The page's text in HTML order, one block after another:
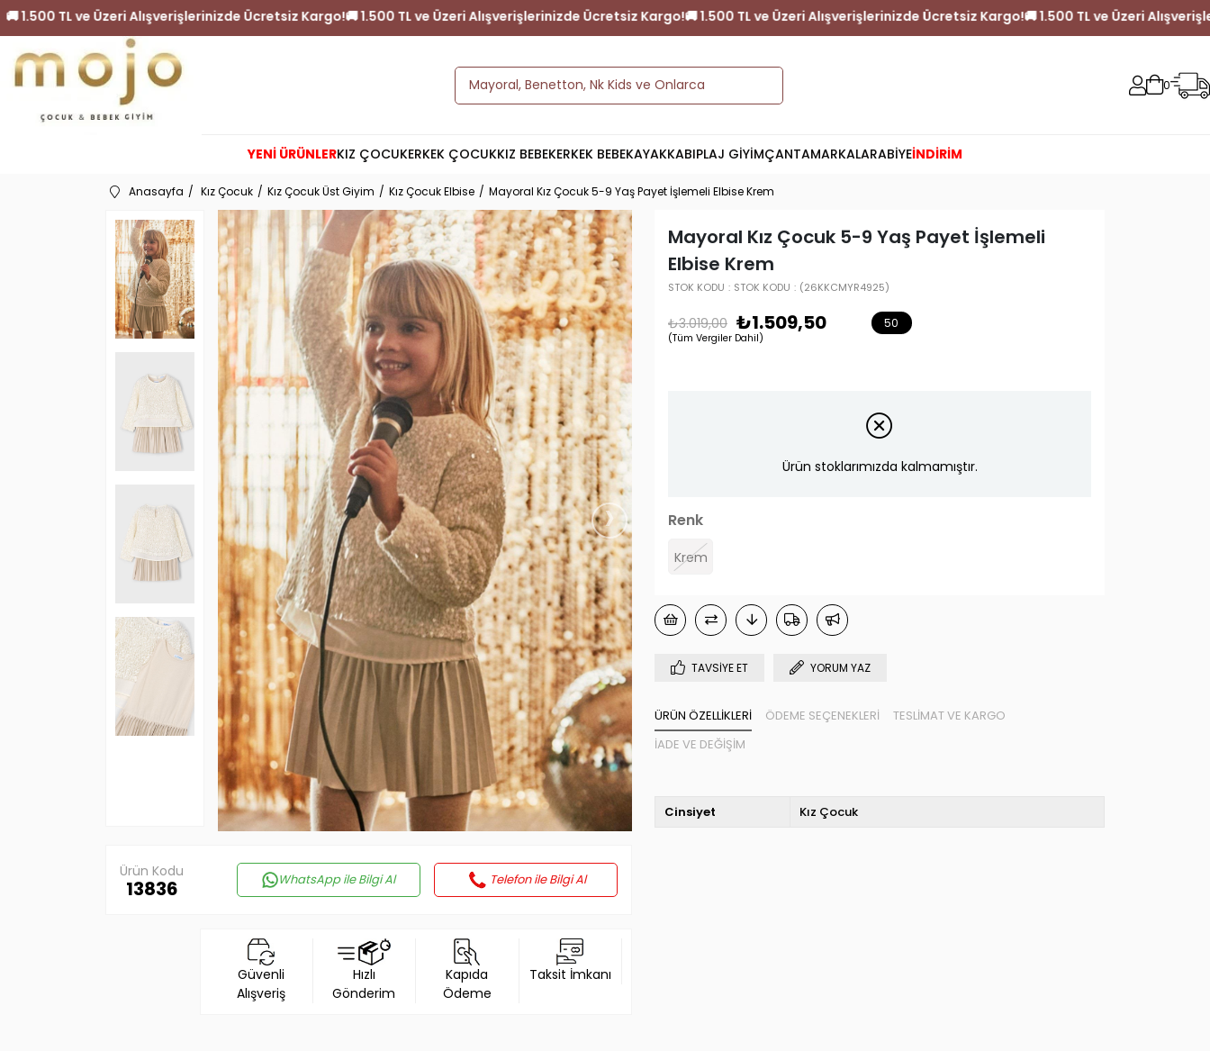
Kargo! 🚚 1.500 TL ve Üzeri Alışverişlerinizde Ücretsiz Kargo!🚚 1.500 TL ve Üzeri Alışverişlerinizde Ücretsiz Kargo!🚚 1.500 TL ve Üzeri Alışverişlerinizde Ücretsiz Kargo!🚚 1.500
0
YENİ ÜRÜNLERKIZ ÇOCUKERKEK ÇOCUKKIZ BEBEKERKEK BEBEKAYAKKABIPLAJ GİYİMÇANTAMARKALARABİYEİNDİRİM
Anasayfa Kız Çocuk Kız Çocuk Üst Giyim Kız Çocuk Elbise Mayoral Kız Çocuk 5-9 Yaş Payet İşlemeli Elbise Krem
›
Ürün Kodu
13836 WhatsApp ile Bilgi Al Telefon ile Bilgi Al
Güvenli
Alışveriş
Hızlı
Gönderim
Kapıda
Ödeme
Taksit İmkanı
Mayoral Kız Çocuk 5-9 Yaş Payet İşlemeli
Elbise Krem
(26KKCMYR4925)
STOK KODU STOK KODU
₺3.019,00 ₺1.509,50
(Tüm Vergiler Dahil)
50
Ürün stoklarımızda kalmamıştır.
Renk
Krem
TAVSIYE ET YORUM YAZ
ÜRÜN ÖZELLIKLERI ÖDEME SEÇENEKLERI
TESLIMAT VE KARGO
İADE VE DEĞIŞIM
Cinsiyet Kız Çocuk